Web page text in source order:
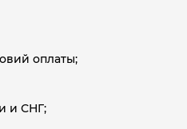
оплаты;
и СНГ;